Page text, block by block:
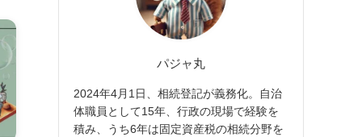
パジャ丸
2024年4月1日、相続登記が義務化。自治
体職員として15年、行政の現場で経験を
積み、うち6年は固定資産税の相続分野を